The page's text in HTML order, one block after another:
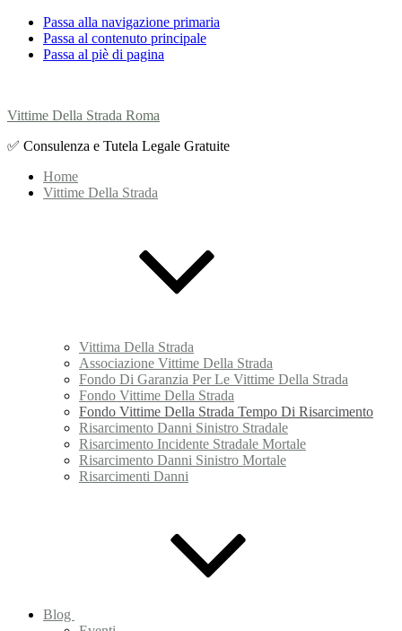
Passa alla navigazione primaria
Passa al contenuto principale
Passa al piè di pagina
Vittime Della Strada Roma
✅ Consulenza e Tutela Legale Gratuite
Home
Vittime Della Strada
Vittima Della Strada
Associazione Vittime Della Strada
Fondo Di Garanzia Per Le Vittime Della Strada
Fondo Vittime Della Strada
Fondo Vittime Della Strada Tempo Di Risarcimento
Risarcimento Danni Sinistro Stradale
Risarcimento Incidente Stradale Mortale
Risarcimento Danni Sinistro Mortale
Risarcimenti Danni
Blog